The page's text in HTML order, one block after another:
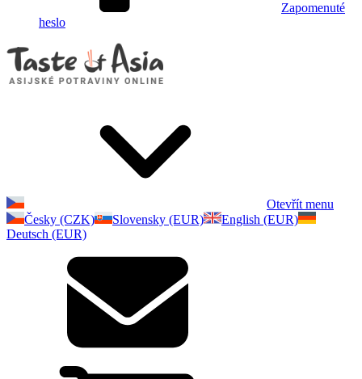
Zapomenuté
heslo
Otevřít menu
Česky (CZK)
Slovensky (EUR)
English (EUR)
Deutsch (EUR)